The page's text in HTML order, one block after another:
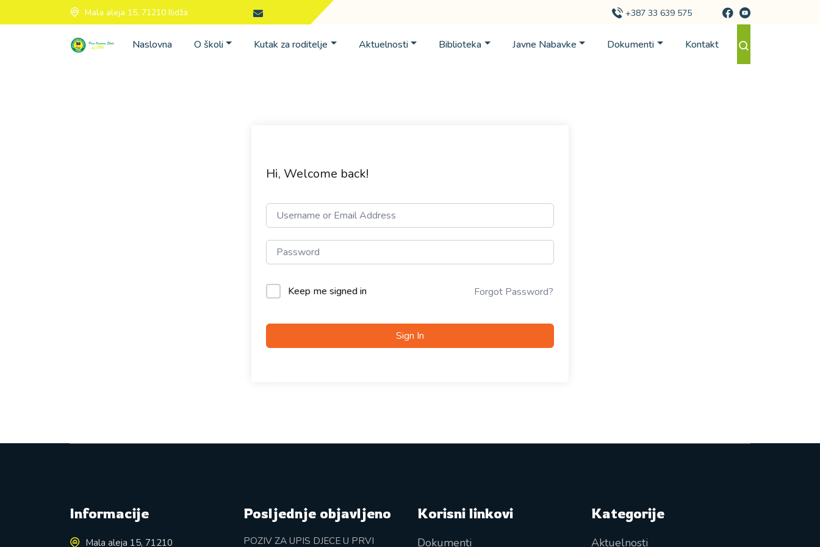
Mala aleja 15, 71210 Ilidža +387 33 639 575
Naslovna O školi Kutak za roditelje Aktuelnosti Biblioteka Javne Nabavke Dokumenti Kontakt
Hi, Welcome back!
Keep me signed in Forgot Password?
Sign In
Informacije
Mala aleja 15, 71210
Posljednje objavljeno
POZIV ZA UPIS DJECE U PRVI
Korisni linkovi
Dokumenti
Kategorije
Aktuelnosti